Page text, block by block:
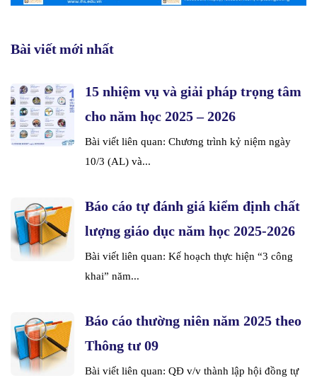
Bài viết mới nhất
15 nhiệm vụ và giải pháp trọng tâm
cho năm học 2025 – 2026
Bài viết liên quan: Chương trình kỷ niệm ngày
10/3 (AL) và...
Báo cáo tự đánh giá kiểm định chất
lượng giáo dục năm học 2025-2026
Bài viết liên quan: Kế hoạch thực hiện “3 công
khai” năm...
Báo cáo thường niên năm 2025 theo
Thông tư 09
Bài viết liên quan: QĐ v/v thành lập hội đồng tự